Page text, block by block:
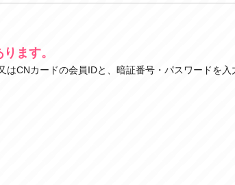
ます。
CNカードの会員IDと、暗証番号・パスワードを入